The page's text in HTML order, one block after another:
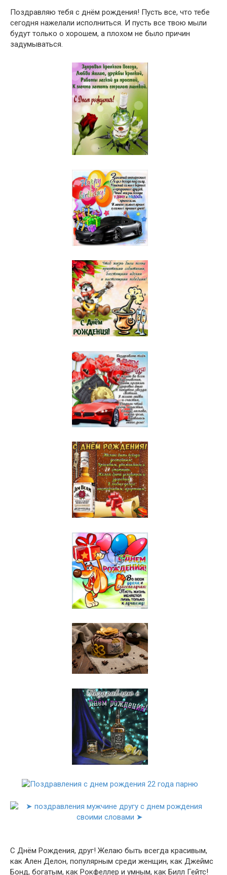
Поздравляю тебя с днём рождения! Пусть все, что тебе
сегодня нажелали исполниться. И пусть все твою мыли
будут только о хорошем, а плохом не было причин
задумываться.
С Днём Рождения, друг! Желаю быть всегда красивым,
как Ален Делон, популярным среди женщин, как Джеймс
Бонд, богатым, как Рокфеллер и умным, как Билл Гейтс!